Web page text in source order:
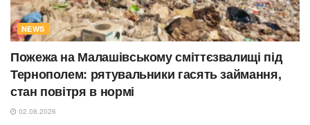
NEWS
Пожежа на Малашівському сміттєзвалищі під
Тернополем: рятувальники гасять займання,
стан повітря в нормі
02.08.2026